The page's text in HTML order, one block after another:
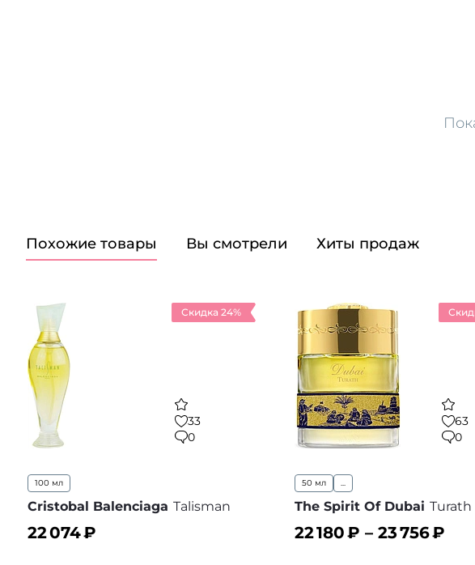
Похожие товары Вы смотрели Хиты продаж
Скидка 24%
33
0
100 мл
Cristobal Balenciaga Talisman
22 074₽
63
0
50 мл ...
The Spirit Of Dubai Turath
22 180₽ – 23 756₽